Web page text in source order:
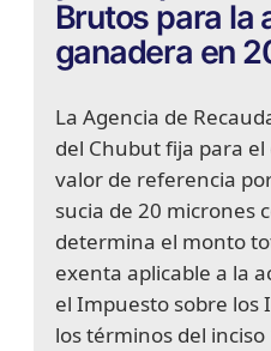
Brutos para la
ganadera en
La Agencia de
del Chubut fija para el
valor de referencia
sucia de 20 micrones
determina el monto
exenta aplicable a la
el Impuesto sobre los
los términos del